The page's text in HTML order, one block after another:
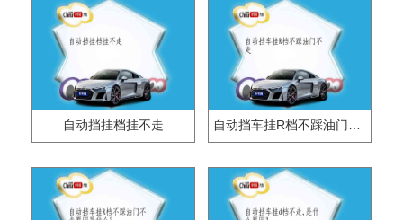
自动挡挂档挂不走 自动挡车挂R档不踩油门不走